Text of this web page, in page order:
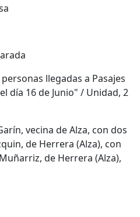
llegadas a Pasajes
día 16 de Junio" / Unidad, 2
vecina de Alza, con dos
de Herrera (Alza), con
de Herrera (Alza),